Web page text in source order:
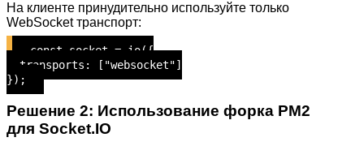
На клиенте принудительно используйте только
WebSocket транспорт:
const socket = io({
transports: ["websocket"]
});
Решение 2: Использование форка PM2
для Socket.IO